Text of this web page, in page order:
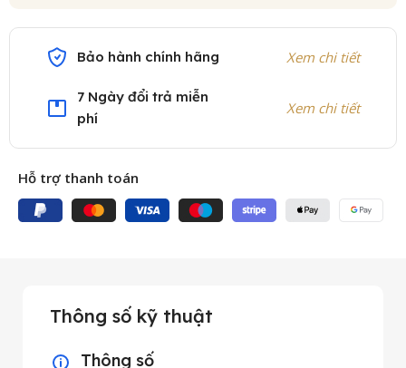
Bảo hành chính hãng Xem chi tiết
7 Ngày đổi trả miễn
phí
Xem chi tiết
Hỗ trợ thanh toán
Thông số kỹ thuật
Thông số